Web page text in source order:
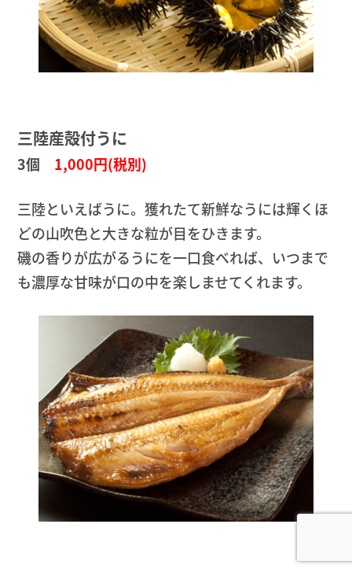
三陸産殻付うに
3個 1,000円(税別)
三陸といえばうに。獲れたて新鮮なうには輝くほ
どの山吹色と大きな粒が目をひきます。
磯の香りが広がるうにを一口食べれば、いつまで
も濃厚な甘味が口の中を楽しませてくれます。